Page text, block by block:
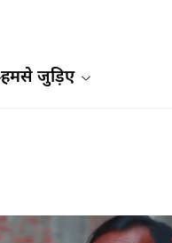
हमसे जुड़िए